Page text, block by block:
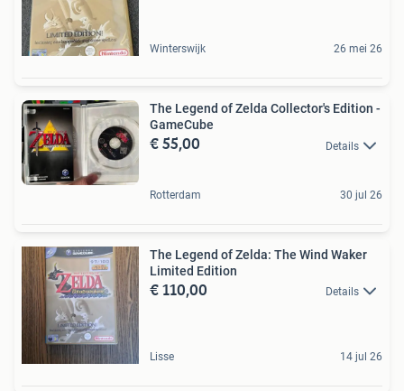
Winterswijk 26 mei 26
The Legend of Zelda Collector's Edition -
GameCube
€ 55,00 Details
Rotterdam 30 jul 26
The Legend of Zelda: The Wind Waker
Limited Edition
€ 110,00 Details
Lisse 14 jul 26